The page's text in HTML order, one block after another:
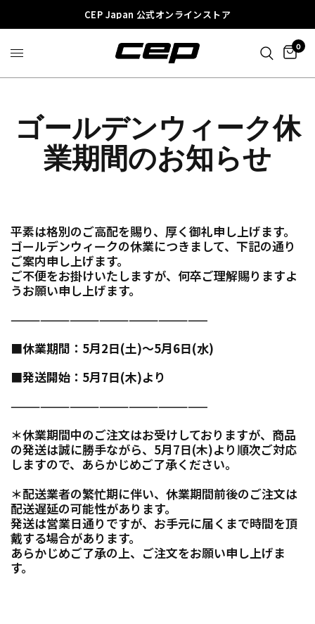
CEP Japan 公式オンラインストア
0
ゴールデンウィーク休
業期間のお知らせ
平素は格別のご高配を賜り、厚く御礼申し上げます。
ゴールデンウィークの休業につきまして、下記の通り
ご案内申し上げます。
ご不便をお掛けいたしますが、何卒ご理解賜りますよ
うお願い申し上げます。
——————————————————
■休業期間：5月2日(土)～5月6日(水)
■発送開始：5月7日(木)より
——————————————————
＊休業期間中のご注文はお受けしておりますが、商品
の発送は誠に勝手ながら、5月7日(木)より順次ご対応
しますので、あらかじめご了承ください。
＊配送業者の繁忙期に伴い、休業期間前後のご注文は
配送遅延の可能性があります。
発送は営業日通りですが、お手元に届くまで時間を頂
戴する場合があります。
あらかじめご了承の上、ご注文をお願い申し上げま
す。